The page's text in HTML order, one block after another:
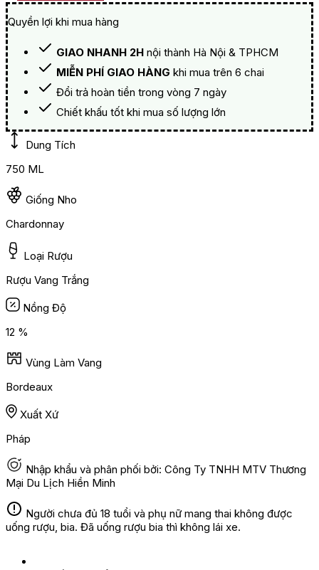
Quyền lợi khi mua hàng
GIAO NHANH 2H nội thành Hà Nội & TPHCM
MIỄN PHÍ GIAO HÀNG khi mua trên 6 chai
Đổi trả hoàn tiền trong vòng 7 ngày
Chiết khấu tốt khi mua số lượng lớn
Dung Tích
750 ML
Giống Nho
Chardonnay
Loại Rượu
Rượu Vang Trắng
Nồng Độ
12 %
Vùng Làm Vang
Bordeaux
Xuất Xứ
Pháp
Nhập khẩu và phân phối bởi: Công Ty TNHH MTV Thương
Mại Du Lịch Hiền Minh
Người chưa đủ 18 tuổi và phụ nữ mang thai không được
uống rượu, bia. Đã uống rượu bia thì không lái xe.